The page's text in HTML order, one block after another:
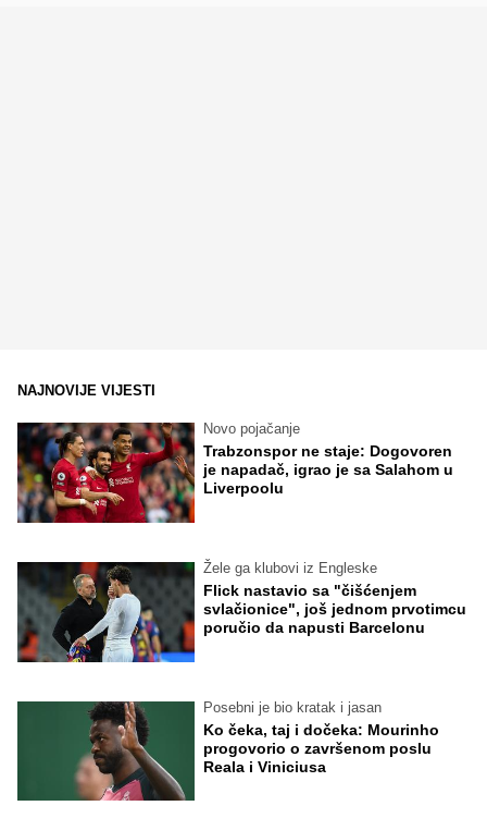
NAJNOVIJE VIJESTI
Novo pojačanje
Trabzonspor ne staje: Dogovoren
je napadač, igrao je sa Salahom u
Liverpoolu
Žele ga klubovi iz Engleske
Flick nastavio sa "čišćenjem
svlačionice", još jednom prvotimcu
poručio da napusti Barcelonu
Posebni je bio kratak i jasan
Ko čeka, taj i dočeka: Mourinho
progovorio o završenom poslu
Reala i Viniciusa